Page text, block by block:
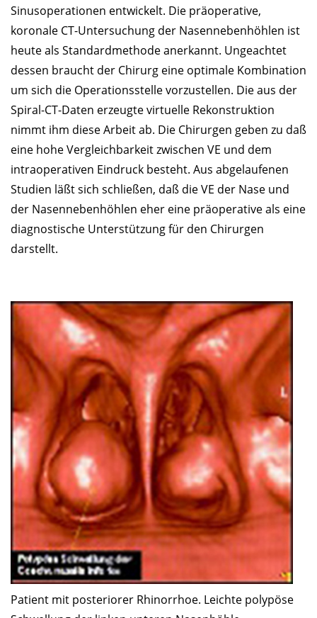
Sinusoperationen entwickelt. Die präoperative,
koronale CT-Untersuchung der Nasennebenhöhlen ist
heute als Standardmethode anerkannt. Ungeachtet
dessen braucht der Chirurg eine optimale Kombination
um sich die Operationsstelle vorzustellen. Die aus der
Spiral-CT-Daten erzeugte virtuelle Rekonstruktion
nimmt ihm diese Arbeit ab. Die Chirurgen geben zu daß
eine hohe Vergleichbarkeit zwischen VE und dem
intraoperativen Eindruck besteht. Aus abgelaufenen
Studien läßt sich schließen, daß die VE der Nase und
der Nasennebenhöhlen eher eine präoperative als eine
diagnostische Unterstützung für den Chirurgen
darstellt.
Patient mit posteriorer Rhinorrhoe. Leichte polypöse